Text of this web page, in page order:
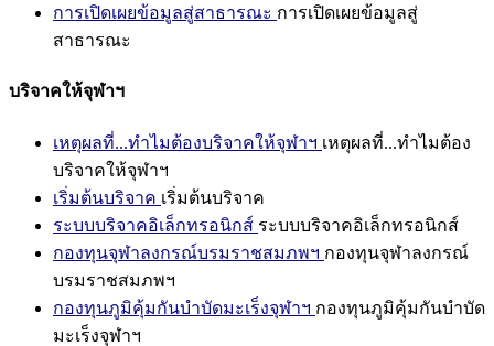
การเปิดเผยข้อมูลสู่สาธารณะ การเปิดเผยข้อมูลสู่
สาธารณะ
บริจาคให้จุฬาฯ
เหตุผลที่...ทำไมต้องบริจาคให้จุฬาฯ เหตุผลที่...ทำไมต้อง
บริจาคให้จุฬาฯ
เริ่มต้นบริจาค เริ่มต้นบริจาค
ระบบบริจาคอิเล็กทรอนิกส์ ระบบบริจาคอิเล็กทรอนิกส์
กองทุนจุฬาลงกรณ์บรมราชสมภพฯ กองทุนจุฬาลงกรณ์
บรมราชสมภพฯ
กองทุนภูมิคุ้มกันบำบัดมะเร็งจุฬาฯ กองทุนภูมิคุ้มกันบำบัด
มะเร็งจุฬาฯ